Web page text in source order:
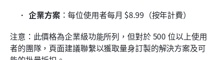
企業方案：每位使用者每月 $8.99（按年計費）
注意：此價格為企業級功能所列，但對於 500 位以上使用
者的團隊，頁面建議聯繫以獲取量身訂製的解決方案及可